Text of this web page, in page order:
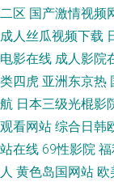
美 国产日韩一级二级
锋影音AV官网 91久
洲l色图 91处女视频
入91国产 九九热比精
二区 国产激情视频
成人丝瓜视频下载
电影在线 成人影院
类四虎 亚洲东京热
航 日本三级光棍影
观看网站 综合日韩
站在线 69性影院
人 黄色岛国网站 欧